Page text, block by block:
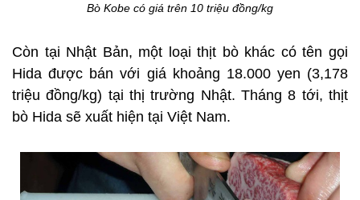
Bò Kobe có giá trên 10 triệu đồng/kg
Còn tại Nhật Bản, một loại thịt bò khác có tên gọi
Hida được bán với giá khoảng 18.000 yen (3,178
triệu đồng/kg) tại thị trường Nhật. Tháng 8 tới, thịt
bò Hida sẽ xuất hiện tại Việt Nam.